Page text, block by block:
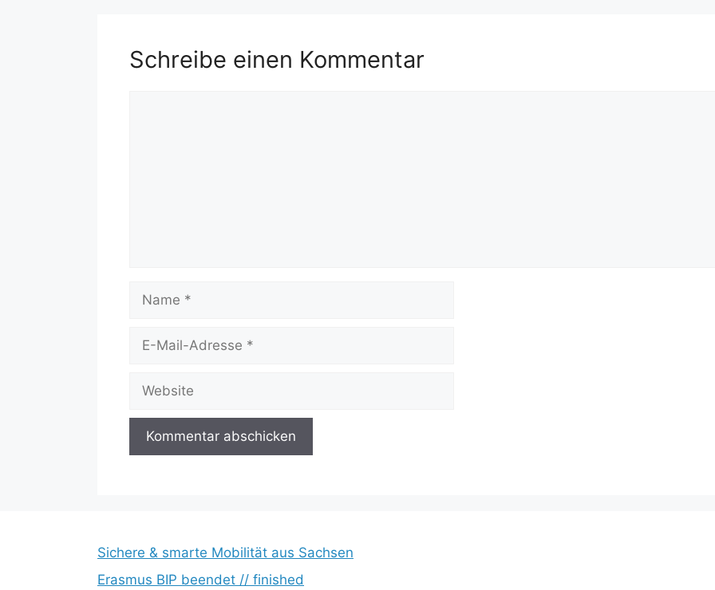
Schreibe einen Kommentar
Name
Website
Sichere & smarte Mobilität aus Sachsen
Erasmus BIP beendet // finished